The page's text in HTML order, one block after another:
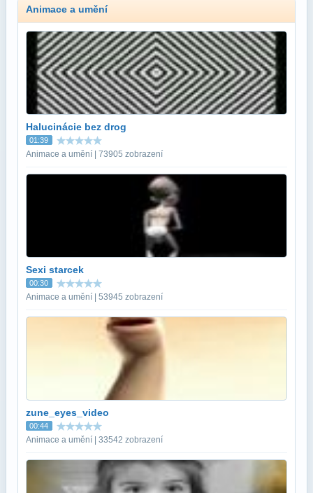
Animace a umění
Halucinácie bez drog
01:39
Animace a umění | 73905 zobrazení
Sexi starcek
00:30
Animace a umění | 53945 zobrazení
zune_eyes_video
00:44
Animace a umění | 33542 zobrazení